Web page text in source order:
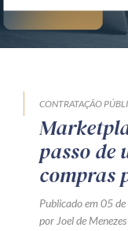
CONTRATAÇÃO
passo de
compras
Publicado em 05
por Joel de